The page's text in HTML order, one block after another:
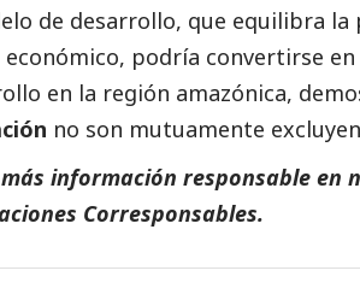
de desarrollo, que equilibra
podría convertirse
en la región amazónica,
no son mutuamente
más información responsable
Corresponsables.